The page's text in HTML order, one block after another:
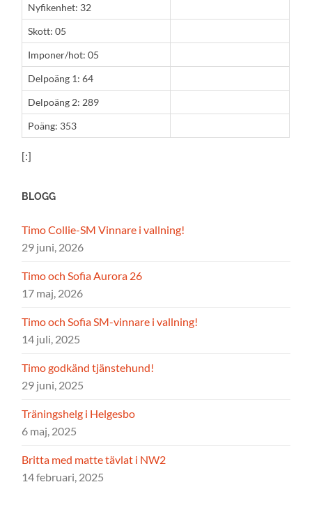
Nyfikenhet: 32
Skott: 05
Imponer/hot: 05
Delpoäng 1: 64
Delpoäng 2: 289
Poäng: 353
[:]
BLOGG
Timo Collie-SM Vinnare i vallning!
29 juni, 2026
Timo och Sofia Aurora 26
17 maj, 2026
Timo och Sofia SM-vinnare i vallning!
14 juli, 2025
Timo godkänd tjänstehund!
29 juni, 2025
Träningshelg i Helgesbo
6 maj, 2025
Britta med matte tävlat i NW2
14 februari, 2025